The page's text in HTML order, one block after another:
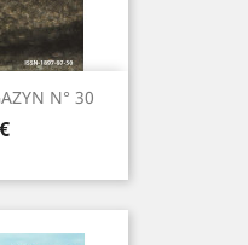
N° 30